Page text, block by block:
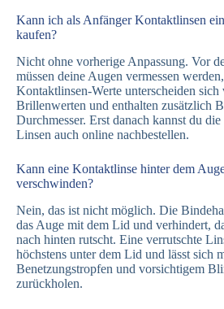
Kann ich als Anfänger Kontaktlinsen
kaufen?
Nicht ohne vorherige Anpassung. Vor
müssen deine Augen vermessen
Kontaktlinsen-Werte unterscheiden sich
Brillenwerten und enthalten zusätzlich
Durchmesser. Erst danach kannst du die
Linsen auch online nachbestellen.
Kann eine Kontaktlinse hinter dem
verschwinden?
Nein, das ist nicht möglich. Die
das Auge mit dem Lid und verhindert,
nach hinten rutscht. Eine verrutschte
höchstens unter dem Lid und lässt sich
Benetzungstropfen und vorsichtigem
zurückholen.